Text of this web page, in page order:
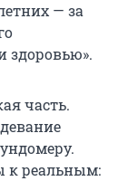
— за
здоровью».
часть.
к реальным: